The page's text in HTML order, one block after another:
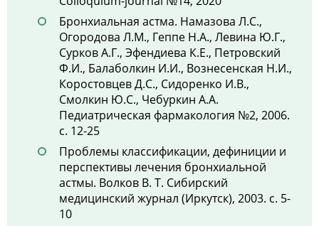
Бронхиальная астма. Намазова Л.С.,
Огородова Л.М., Геппе Н.А., Левина Ю.Г.,
Сурков А.Г., Эфендиева К.Е., Петровский
Ф.И., Балаболкин И.И., Вознесенская Н.И.,
Коростовцев Д.С., Сидоренко И.В.,
Смолкин Ю.С., Чебуркин А.А.
Педиатрическая фармакология №2, 2006.
с. 12-25
Проблемы классификации, дефиниции и
перспективы лечения бронхиальной
астмы. Волков В. Т. Сибирский
медицинский журнал (Иркутск), 2003. с. 5-
10